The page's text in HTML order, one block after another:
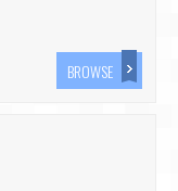
BROWSE